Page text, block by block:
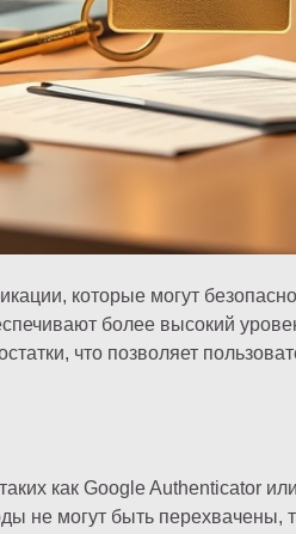
которые могут
более высокий
что позволяет
как Google Authenticator
не могут быть перехвачены,